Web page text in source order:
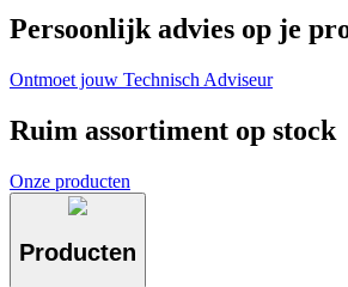
Persoonlijk advies op je
Ontmoet jouw Technisch Adviseur
Ruim assortiment op stock
Onze producten
Producten